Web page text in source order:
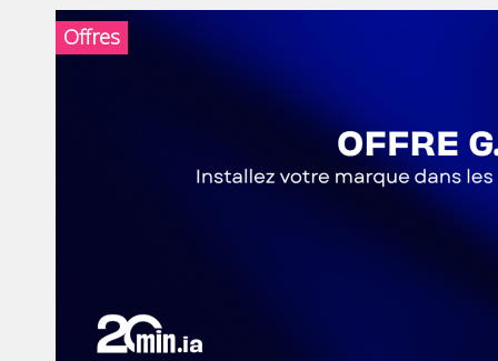
Offres